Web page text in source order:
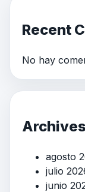
Recent
No hay
Archives
agosto
julio
junio